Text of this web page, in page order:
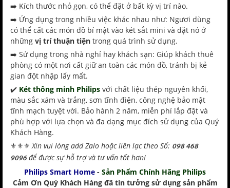
➡️ Kích thước nhỏ gọn, có thể đặt ở bất kỳ vị trí nào.
➡️ Ứng dụng trong nhiều việc khác nhau như: Ngươi dùng
có thể cất các món đồ bí mật vào két sắt mini và đặt nó ở
những vị trí thuận tiện trong quá trình sử dụng.
➡️ Sử dụng trong nhà nghỉ hay khách sạn: Giúp khách thuê
phòng có một nơi cất giữ an toàn các món đồ, tránh bị kẻ
gian đột nhập lấy mất.
✔️ Két thông minh Philips với chất liệu thép nguyên khối,
màu sắc xám và trắng, sơn tĩnh điện, công nghệ bảo mật
tĩnh mạch tuyệt vời. Bảo hành 2 năm, miễn phí lắp đặt và
phù hợp với lựa chọn và đa dạng mục đích sử dụng của Quý
Khách Hàng.
⚜️⚜️⚜️Xin vui lòng add Zalo hoặc liên lạc theo Số: 098 468
9096để được sự hỗ trợ và tư vấn tốt hơn!
Philips Smart Home - Sản Phẩm Chính Hãng Philips
Cảm Ơn Quý Khách Hàng đã tin tưởng sử dụng sản phẩm